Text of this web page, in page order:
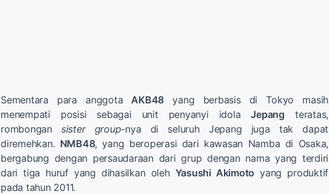
Sementara para anggota AKB48 yang berbasis di Tokyo masih
menempati posisi sebagai unit penyanyi idolaJepang teratas,
rombongan sister group-nya di seluruh Jepang juga tak dapat
diremehkan. NMB48, yang beroperasi dari kawasan Namba di Osaka,
bergabung dengan persaudaraan dari grup dengan nama yang terdiri
dari tiga huruf yang dihasilkan oleh Yasushi Akimoto yang produktif
pada tahun 2011.